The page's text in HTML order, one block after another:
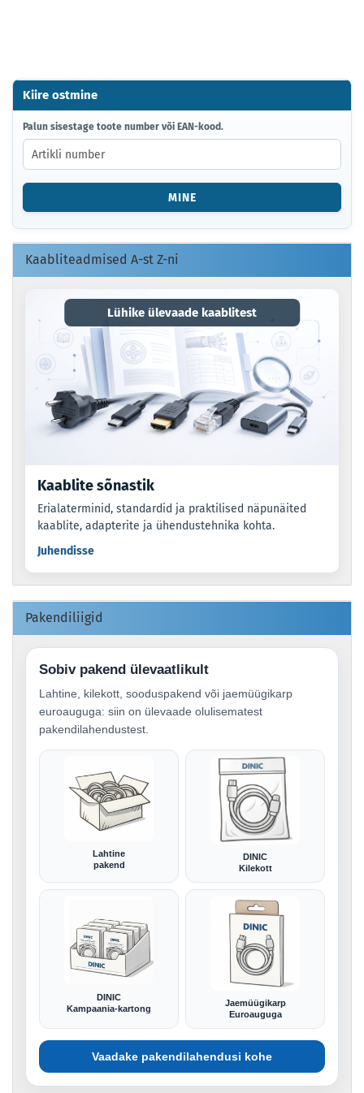
Kiire ostmine
PALUN
SISESTAGE
TOOTE
NUMBER
VÕI
KOOD.
Palun sisestage toote number või EAN-kood.
MINE
Kaabliteadmised A-st Z-ni
Lühike ülevaade kaablitest
Kaablite sõnastik
Erialaterminid, standardid ja praktilised näpunäited
kaablite, adapterite ja ühendustehnika kohta.
Juhendisse
Pakendiliigid
Sobiv pakend ülevaatlikult
Lahtine, kilekott, sooduspakend või jaemüügikarp
euroauguga: siin on ülevaade olulisematest
pakendilahendustest.
Lahtine
pakend
DINIC
Kilekott
DINIC
Kampaania-kartong
Jaemüügikarp
Euroauguga
Vaadake pakendilahendusi kohe